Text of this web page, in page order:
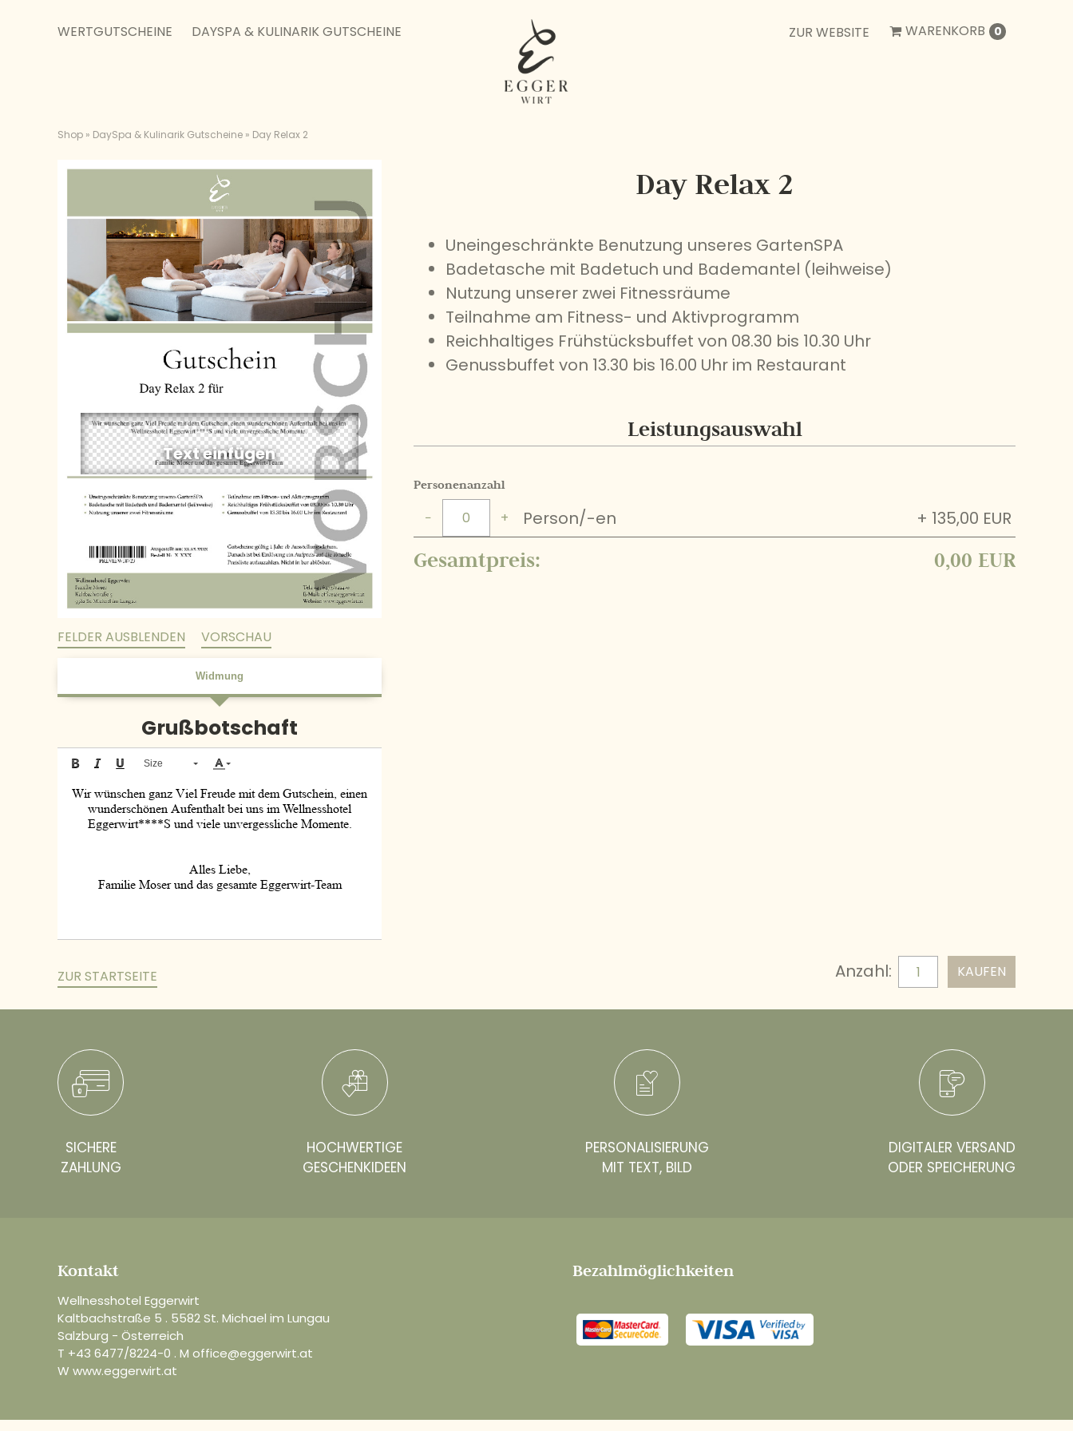
WERTGUTSCHEINE DAYSPA & KULINARIK GUTSCHEINE ZUR WEBSITE WARENKORB 0
Shop » DaySpa & Kulinarik Gutscheine » Day Relax 2
FELDER AUSBLENDEN VORSCHAU
Widmung
Grußbotschaft
Size
Day Relax 2
Uneingeschränkte Benutzung unseres GartenSPA
Badetasche mit Badetuch und Bademantel (leihweise)
Nutzung unserer zwei Fitnessräume
Teilnahme am Fitness- und Aktivprogramm
Reichhaltiges Frühstücksbuffet von 08.30 bis 10.30 Uhr
Genussbuffet von 13.30 bis 16.00 Uhr im Restaurant
Leistungsauswahl
Personenanzahl
− + Person/-en + 135,00 EUR
Gesamtpreis: 0,00 EUR
Anzahl:
ZUR STARTSEITE
SICHERE
ZAHLUNG
HOCHWERTIGE
GESCHENKIDEEN
PERSONALISIERUNG
MIT TEXT, BILD
DIGITALER VERSAND
ODER SPEICHERUNG
Kontakt
Wellnesshotel Eggerwirt
Kaltbachstraße 5 . 5582 St. Michael im Lungau
Salzburg - Österreich
T +43 6477/8224-0 . M office@eggerwirt.at
W www.eggerwirt.at
Bezahlmöglichkeiten